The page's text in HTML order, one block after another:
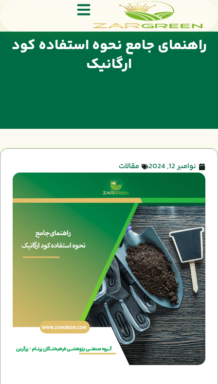
راهنمای جامع نحوه استفاده کود
ارگانیک
نوامبر 12, 2024 مقالات